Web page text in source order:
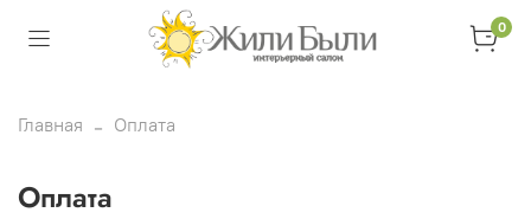
0
Главная Оплата
Оплата